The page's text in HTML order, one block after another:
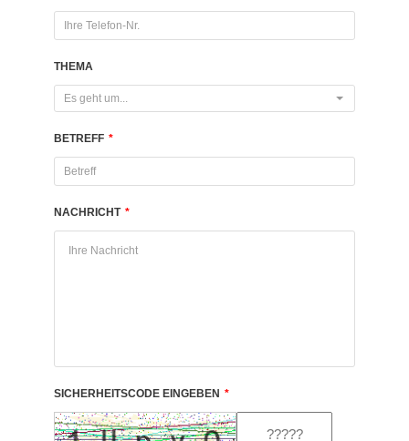
THEMA
Es geht um...
BETREFF *
NACHRICHT *
SICHERHEITSCODE EINGEBEN *